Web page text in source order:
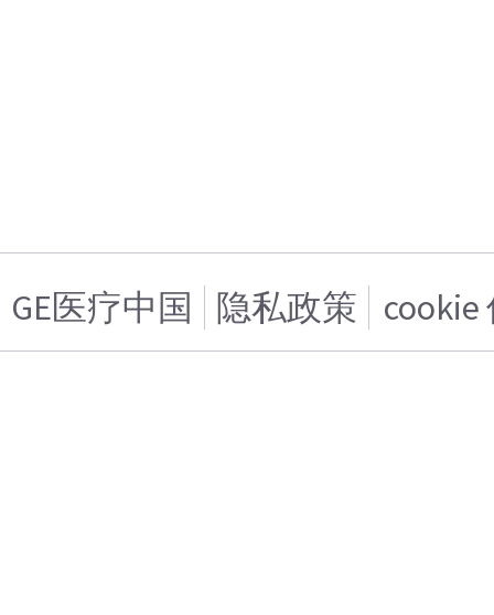
GE医疗中国 隐私政策 cookie